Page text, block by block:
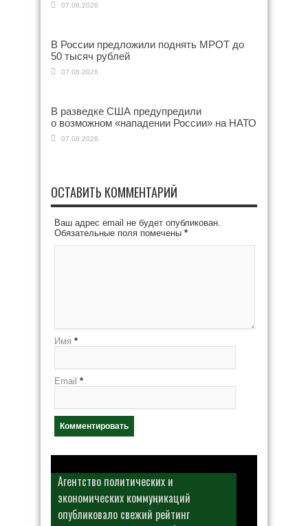
07.08.2026
В России предложили поднять МРОТ до
50 тысяч рублей
07.08.2026
В разведке США предупредили
о возможном «нападении России» на НАТО
07.08.2026
ОСТАВИТЬ КОММЕНТАРИЙ
Ваш адрес email не будет опубликован.
Обязательные поля помечены *
Имя *
Email *
Агентство политических и
экономических коммуникаций
опубликовало свежий рейтинг